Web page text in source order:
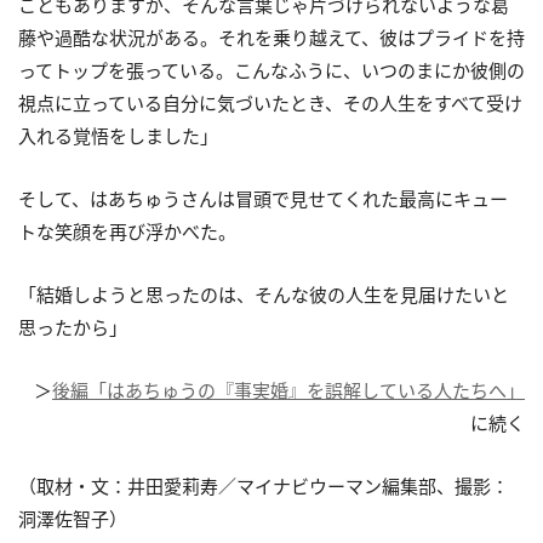
こともありますが、そんな言葉じゃ片づけられないような葛
藤や過酷な状況がある。それを乗り越えて、彼はプライドを持
ってトップを張っている。こんなふうに、いつのまにか彼側の
視点に立っている自分に気づいたとき、その人生をすべて受け
入れる覚悟をしました」
そして、はあちゅうさんは冒頭で見せてくれた最高にキュー
トな笑顔を再び浮かべた。
「結婚しようと思ったのは、そんな彼の人生を見届けたいと
思ったから」
＞後編「はあちゅうの『事実婚』を誤解している人たちへ」
に続く
（取材・文：井田愛莉寿／マイナビウーマン編集部、撮影：
洞澤佐智子）